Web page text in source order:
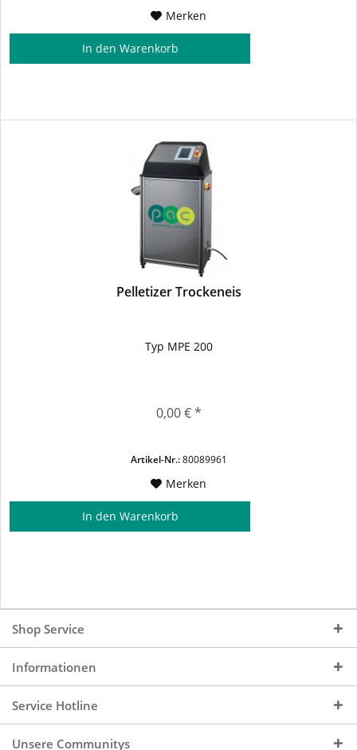
Merken
In den Warenkorb
Pelletizer Trockeneis
Typ MPE 200
0,00 € *
Artikel-Nr.:80089961
Merken
In den Warenkorb
Shop Service
Informationen
Service Hotline
Unsere Communitys